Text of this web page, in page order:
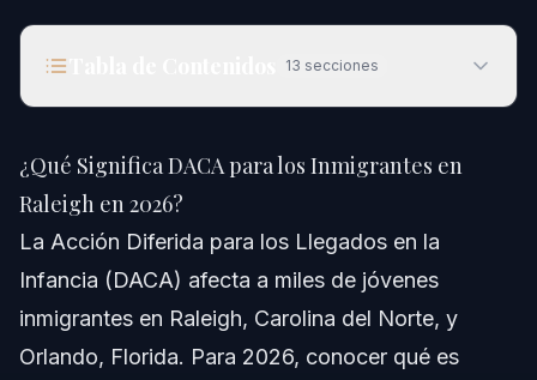
13 secciones
Respuesta Rápida
Comprendiendo DACA en 2026
Qué Sí Proporciona DACA
¿Qué Significa DACA para los Inmigrantes en
Raleigh en 2026?
La Acción Diferida para los Llegados en la
Infancia (DACA) afecta a miles de jóvenes
inmigrantes en Raleigh, Carolina del Norte, y
Orlando, Florida. Para 2026, conocer qué es